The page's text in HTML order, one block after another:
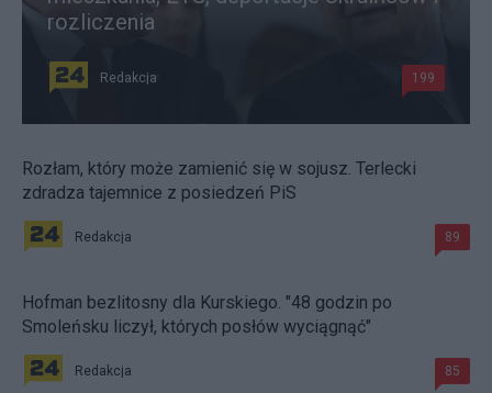
rozliczenia
Redakcja 199
Rozłam, który może zamienić się w sojusz. Terlecki
zdradza tajemnice z posiedzeń PiS
Redakcja 89
Hofman bezlitosny dla Kurskiego. "48 godzin po
Smoleńsku liczył, których posłów wyciągnąć"
Redakcja 85